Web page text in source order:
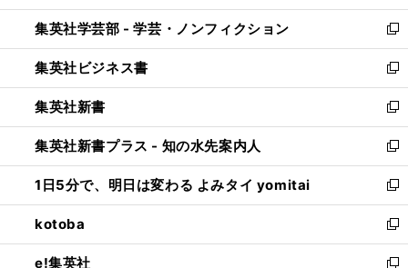
開
く
ウ
で
開
く
ン
ド
ウ
で
開
く
ウ
ィ
ン
ド
ウ
で
開
く
集英社学芸部 - 学芸・ノンフィクション
新
し
い
ウ
ィ
ン
ド
ウ
で
開
く
集英社ビジネス書
新
し
い
ウ
ィ
ン
ド
ウ
で
開
く
集英社新書
新
し
い
ウ
ィ
ン
ド
ウ
で
集英社新書プラス - 知の水先案内人
新
し
い
ウ
ィ
ン
ド
1日5分で、明日は変わる よみタイ yomitai
新
し
い
ウ
kotoba
新
し
e!集英社